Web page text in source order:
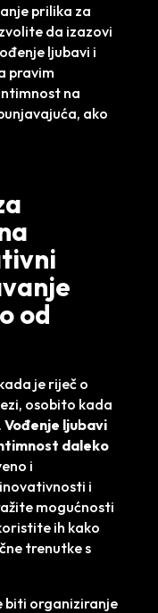
prilika za
da izazovi
ljubavi i
pravim
na
ako
od
je riječ o
osobito kada
Vođenje ljubavi
daleko
i
i
mogućnosti
ih kako
trenutke s
biti organiziranje